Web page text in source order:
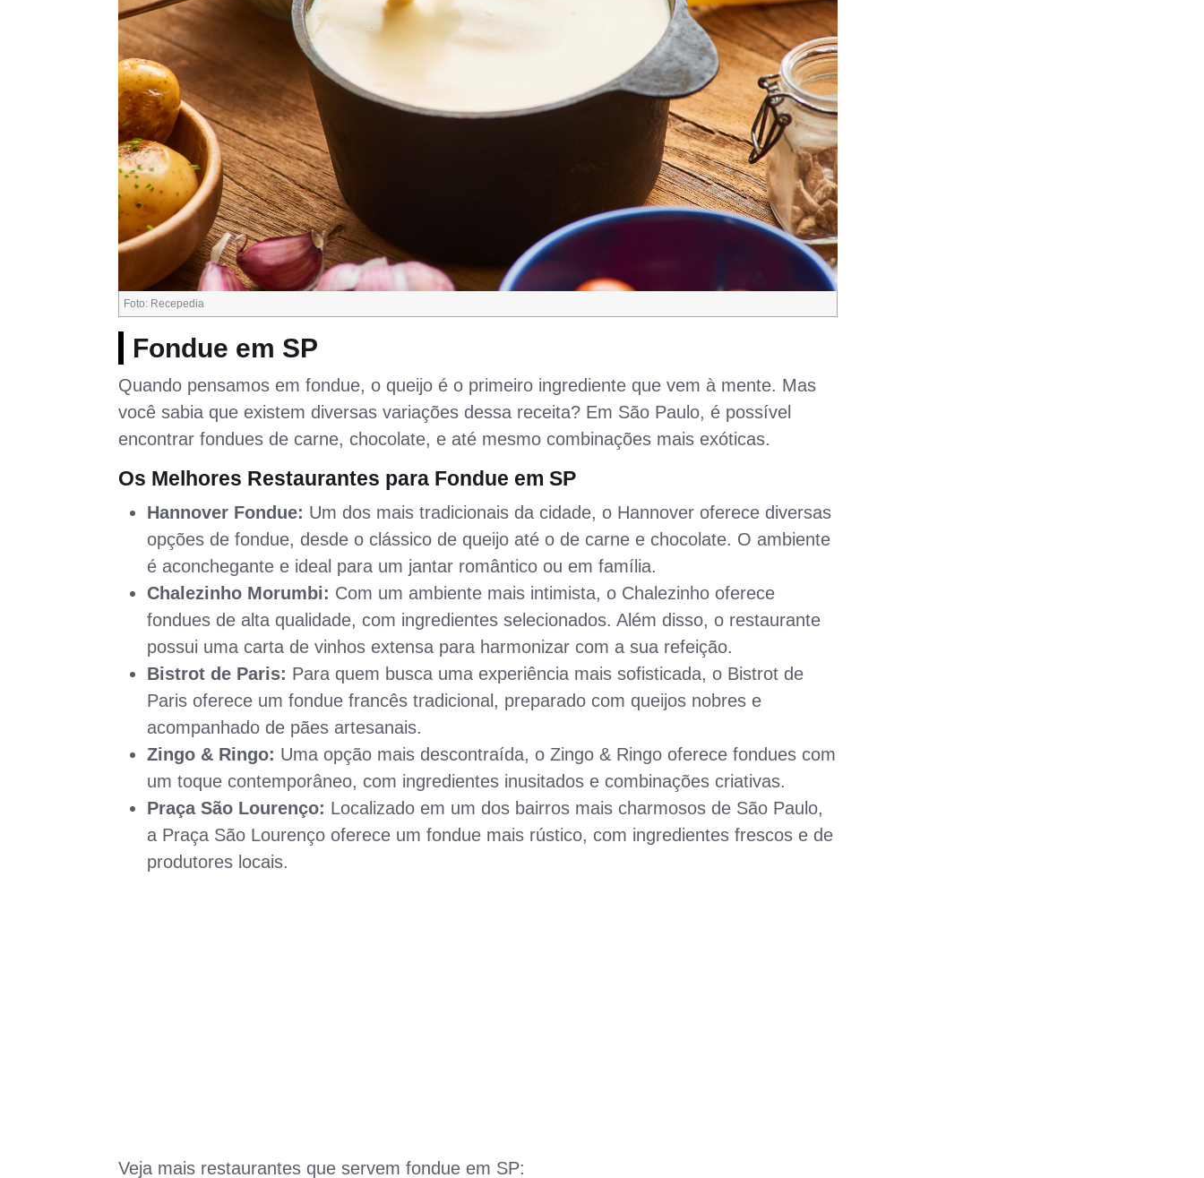
Foto: Recepedia
Fondue em SP
Quando pensamos em fondue, o queijo é o primeiro ingrediente que vem à mente. Mas
você sabia que existem diversas variações dessa receita? Em São Paulo, é possível
encontrar fondues de carne, chocolate, e até mesmo combinações mais exóticas.
Os Melhores Restaurantes para Fondue em SP
Hannover Fondue: Um dos mais tradicionais da cidade, o Hannover oferece diversas
opções de fondue, desde o clássico de queijo até o de carne e chocolate. O ambiente
é aconchegante e ideal para um jantar romântico ou em família.
Chalezinho Morumbi: Com um ambiente mais intimista, o Chalezinho oferece
fondues de alta qualidade, com ingredientes selecionados. Além disso, o restaurante
possui uma carta de vinhos extensa para harmonizar com a sua refeição.
Bistrot de Paris: Para quem busca uma experiência mais sofisticada, o Bistrot de
Paris oferece um fondue francês tradicional, preparado com queijos nobres e
acompanhado de pães artesanais.
Zingo & Ringo: Uma opção mais descontraída, o Zingo & Ringo oferece fondues com
um toque contemporâneo, com ingredientes inusitados e combinações criativas.
Praça São Lourenço: Localizado em um dos bairros mais charmosos de São Paulo,
a Praça São Lourenço oferece um fondue mais rústico, com ingredientes frescos e de
produtores locais.
Veja mais restaurantes que servem fondue em SP: